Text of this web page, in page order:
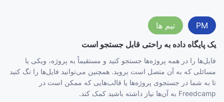
PM
تیم ها
یک پایگاه داده به راحتی قابل جستجو است
فایل‌ها را در همه پروژه‌ها جستجو کنید و مستقیماً به پروژه، ویکی یا
مسائلی که به آن متصل است بروید. همچنین می‌توانید فایل‌ها را تگ کنید
تا به شما در جستجوی پروژه‌ها یا قالب‌هایی که ممکن است در
Freedcamp به آن‌ها نیاز داشته باشید کمک کند.